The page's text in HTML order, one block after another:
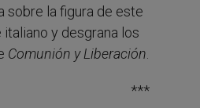
sobre la figura de este
y desgrana los
Comunión y Liberación.